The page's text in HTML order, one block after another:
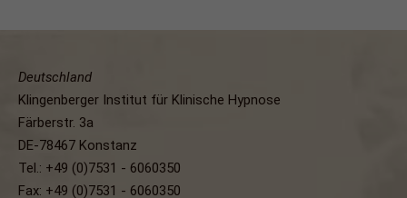
Deutschland
Klingenberger Institut für Klinische Hypnose
Färberstr. 3a
DE-78467 Konstanz
Tel.: +49 (0)7531 - 6060350
Fax: +49 (0)7531 - 6060350